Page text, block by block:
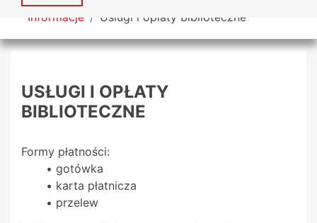
Tutaj jesteś
Informacje Usługi i opłaty biblioteczne
USŁUGI I OPŁATY
BIBLIOTECZNE
Formy płatności:
• gotówka
• karta płatnicza
• przelew